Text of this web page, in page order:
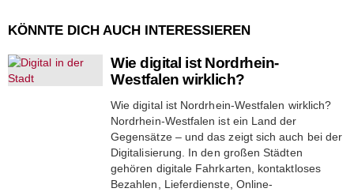
KÖNNTE DICH AUCH INTERESSIEREN
Wie digital ist Nordrhein-
Westfalen wirklich?
Wie digital ist Nordrhein-Westfalen wirklich?
Nordrhein-Westfalen ist ein Land der
Gegensätze – und das zeigt sich auch bei der
Digitalisierung. In den großen Städten
gehören digitale Fahrkarten, kontaktloses
Bezahlen, Lieferdienste, Online-